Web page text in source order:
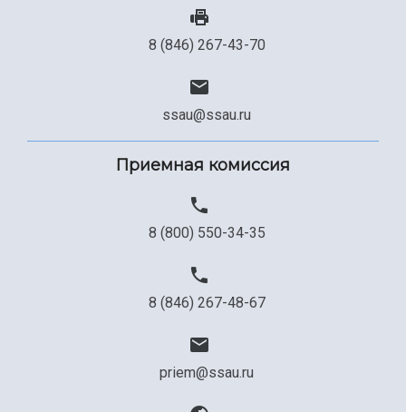
Сведения об образовательной организации
Официальные документы
8 (846) 267-43-70
ssau@ssau.ru
Приемная комиссия
8 (800) 550-34-35
8 (846) 267-48-67
priem@ssau.ru